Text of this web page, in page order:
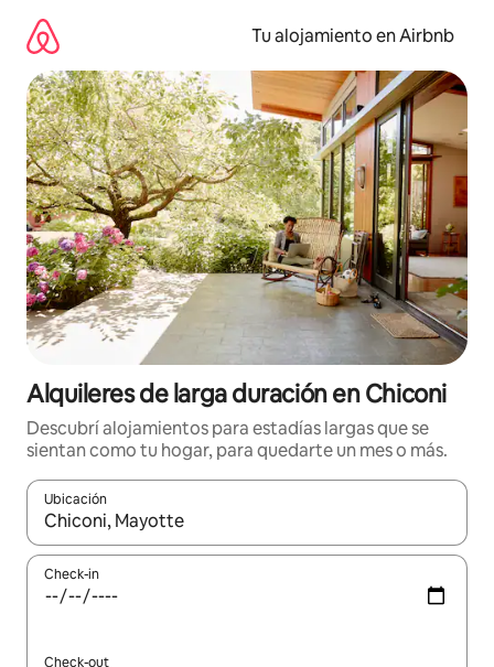
contenido
Tu alojamiento en Airbnb
Alquileres de larga duración en Chiconi
Descubrí alojamientos para estadías largas que se
sientan como tu hogar, para quedarte un mes o más.
Ubicación
Cuando los resultados estén disponibles, navegá con las
Check-in
Check-out